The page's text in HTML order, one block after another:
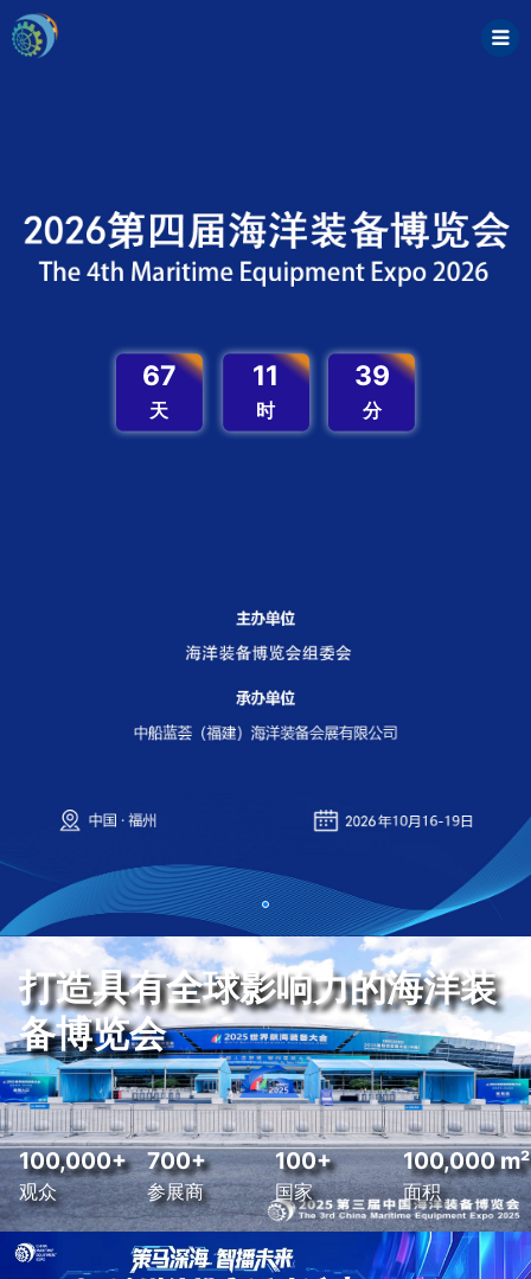
67
天
11
时
39
分
打造具有全球影响力的海洋装
备博览会
100,000+
观众
700+
参展商
100+
国家
100,000 m²
面积